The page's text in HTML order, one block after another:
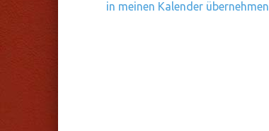
in meinen Kalender übernehmen